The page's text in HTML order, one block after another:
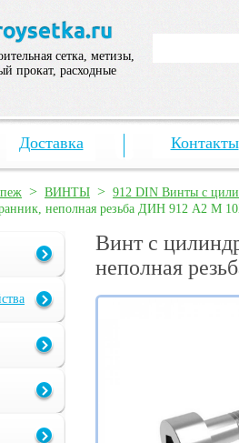
сетка, метизы,
прокат, расходные
Доставка Контакты
> ВИНТЫ > 912 DIN Винты с
неполная резьба ДИН 912 А2 M
Винт с
неполная